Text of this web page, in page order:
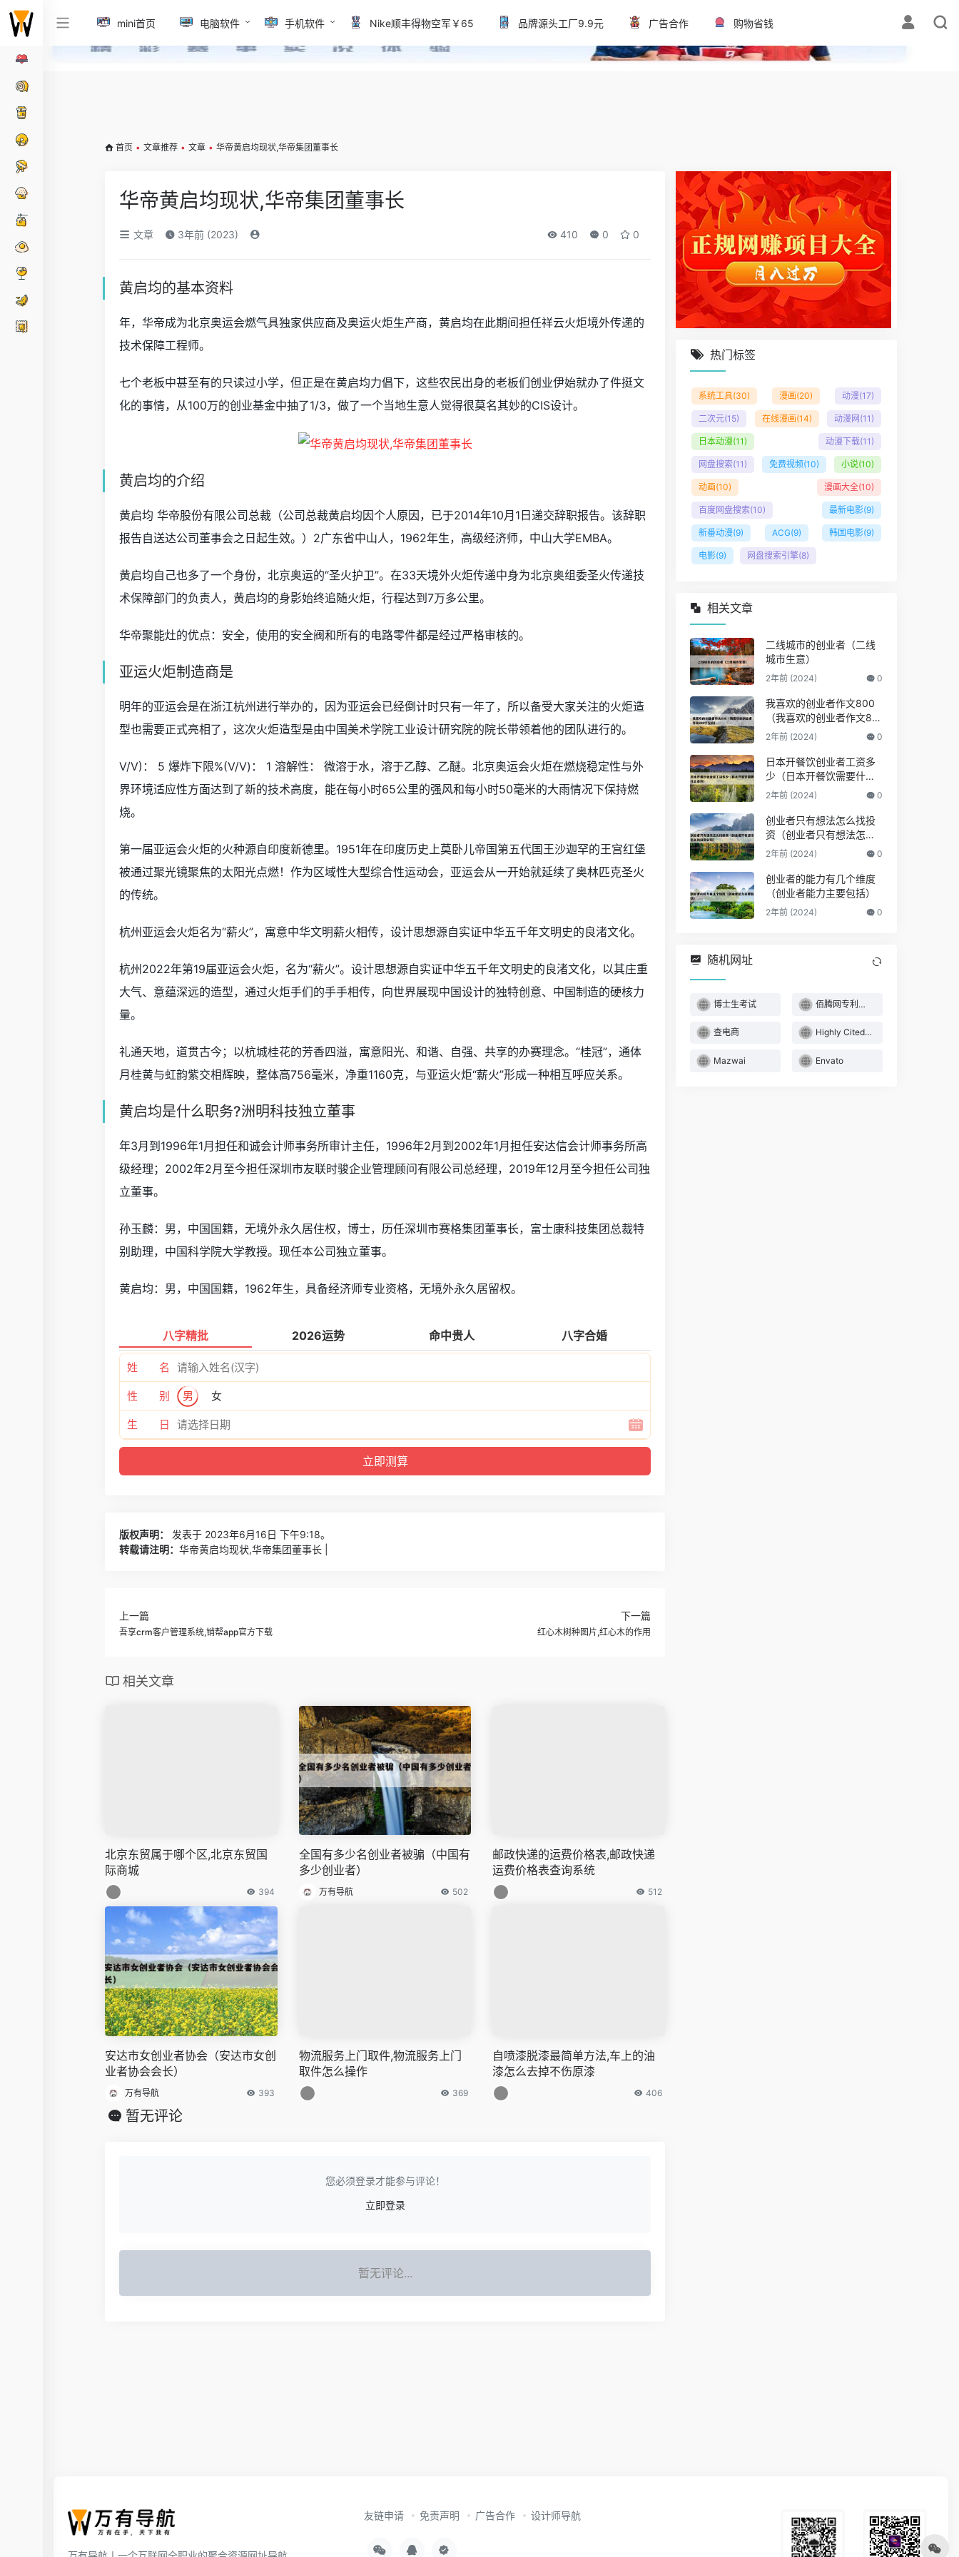
✕
mini首页 电脑软件 手机软件 Nike顺丰得物空军￥65 品牌源头工厂9.9元 广告合作 购物省钱
首页 • 文章推荐 • 文章 • 华帝黄启均现状,华帝集团董事长
华帝黄启均现状,华帝集团董事长
文章 3年前 (2023) 410 0 0
黄启均的基本资料
年，华帝成为北京奥运会燃气具独家供应商及奥运火炬生产商，黄启均在此期间担任祥云火炬境外传递的
技术保障工程师。
七个老板中甚至有的只读过小学，但正是在黄启均力倡下，这些农民出身的老板们创业伊始就办了件挺文
化的事情，从100万的创业基金中抽了1/3，做了一个当地生意人觉得很莫名其妙的CIS设计。
黄启均的介绍
黄启均 华帝股份有限公司总裁（公司总裁黄启均因个人原因，已于2014年10月1日递交辞职报告。该辞职
报告自送达公司董事会之日起生效。）2广东省中山人，1962年生，高级经济师，中山大学EMBA。
黄启均自己也多了一个身份，北京奥运的“圣火护卫”。在33天境外火炬传递中身为北京奥组委圣火传递技
术保障部门的负责人，黄启均的身影始终追随火炬，行程达到7万多公里。
华帝聚能灶的优点：安全，使用的安全阀和所有的电路零件都是经过严格审核的。
亚运火炬制造商是
明年的亚运会是在浙江杭州进行举办的，因为亚运会已经倒计时只有一年了，所以备受大家关注的火炬造
型也需要正式亮相了，这次火炬造型是由中国美术学院工业设计研究院的院长带领着他的团队进行的。
V/V)： 5 爆炸下限%(V/V)： 1 溶解性： 微溶于水，溶于乙醇、乙醚。北京奥运会火炬在燃烧稳定性与外
界环境适应性方面达到了新的技术高度，能在每小时65公里的强风和每小时50毫米的大雨情况下保持燃
烧。
第一届亚运会火炬的火种源自印度新德里。1951年在印度历史上莫卧儿帝国第五代国王沙迦罕的王宫红堡
被通过聚光镜聚焦的太阳光点燃！作为区域性大型综合性运动会，亚运会从一开始就延续了奥林匹克圣火
的传统。
杭州亚运会火炬名为“薪火”，寓意中华文明薪火相传，设计思想源自实证中华五千年文明史的良渚文化。
杭州2022年第19届亚运会火炬，名为“薪火”。设计思想源自实证中华五千年文明史的良渚文化，以其庄重
大气、意蕴深远的造型，通过火炬手们的手手相传，向世界展现中国设计的独特创意、中国制造的硬核力
量。
礼通天地，道贯古今；以杭城桂花的芳香四溢，寓意阳光、和谐、自强、共享的办赛理念。“桂冠”，通体
月桂黄与虹韵紫交相辉映，整体高756毫米，净重1160克，与亚运火炬“薪火”形成一种相互呼应关系。
黄启均是什么职务?洲明科技独立董事
年3月到1996年1月担任和诚会计师事务所审计主任，1996年2月到2002年1月担任安达信会计师事务所高
级经理；2002年2月至今担任深圳市友联时骏企业管理顾问有限公司总经理，2019年12月至今担任公司独
立董事。
孙玉麟：男，中国国籍，无境外永久居住权，博士，历任深圳市赛格集团董事长，富士康科技集团总裁特
别助理，中国科学院大学教授。现任本公司独立董事。
黄启均：男，中国国籍，1962年生，具备经济师专业资格，无境外永久居留权。
八字精批 2026运势 命中贵人 八字合婚
姓 名
性 别 男 女
生 日
版权声明：
发表于 2023年6月16日 下午9:18。
转载请注明： 华帝黄启均现状,华帝集团董事长 |
上一篇
吾享crm客户管理系统,销帮app官方下载
下一篇
红心木树种图片,红心木的作用
相关文章
北京东贸属于哪个区,北京东贸国
际商城
394
全国有多少名创业者被骗（中国有
多少创业者）
万有导航 502
邮政快递的运费价格表,邮政快递
运费价格表查询系统
512
安达市女创业者协会（安达市女创
业者协会会长）
万有导航 393
物流服务上门取件,物流服务上门
取件怎么操作
369
自喷漆脱漆最简单方法,车上的油
漆怎么去掉不伤原漆
406
暂无评论
您必须登录才能参与评论！
立即登录
暂无评论...
热门标签
系统工具(30) 漫画(20) 动漫(17)
二次元(15) 在线漫画(14) 动漫网 (11)
日本动漫(11) 动漫下载(11)
网盘搜索(11) 免费视频(10) 小说(10)
动画(10) 漫画大全(10)
百度网盘搜索(10) 最新电影(9)
新番动漫(9) ACG(9) 韩国电影(9)
电影(9) 网盘搜索引擎(8)
相关文章
二线城市的创业者（二线
城市生意）
2年前 (2024) 0
我喜欢的创业者作文800
（我喜欢的创业者作文80
0字左右）
2年前 (2024) 0
日本开餐饮创业者工资多
少（日本开餐饮需要什么
条件）
2年前 (2024) 0
创业者只有想法怎么找投
资（创业者只有想法怎么
找投资公司）
2年前 (2024) 0
创业者的能力有几个维度
（创业者能力主要包括）
2年前 (2024) 0
随机网址
博士生考试 佰腾网专利检索系统
查电商 Highly Cited Resea
Mazwai Envato
友链申请 免责声明 广告合作 设计师导航